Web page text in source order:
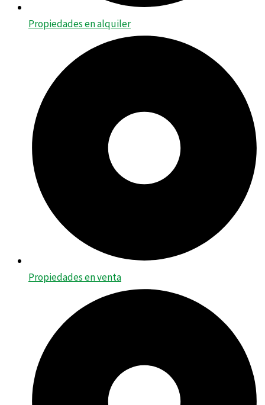
Propiedades en alquiler
Propiedades en venta